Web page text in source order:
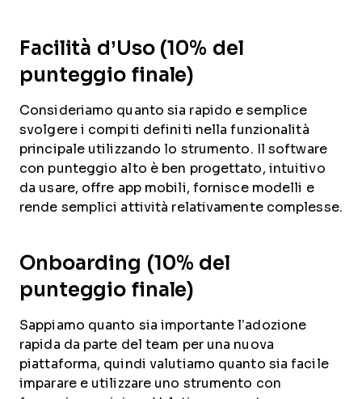
Facilità d’Uso (10% del
punteggio finale)
Consideriamo quanto sia rapido e semplice
svolgere i compiti definiti nella funzionalità
principale utilizzando lo strumento. Il software
con punteggio alto è ben progettato, intuitivo
da usare, offre app mobili, fornisce modelli e
rende semplici attività relativamente complesse.
Onboarding (10% del
punteggio finale)
Sappiamo quanto sia importante l’adozione
rapida da parte del team per una nuova
piattaforma, quindi valutiamo quanto sia facile
imparare e utilizzare uno strumento con